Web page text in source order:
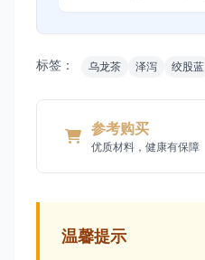
标签： 乌龙茶 泽泻 绞股蓝
参考购买
优质材料，健康有保障
温馨提示